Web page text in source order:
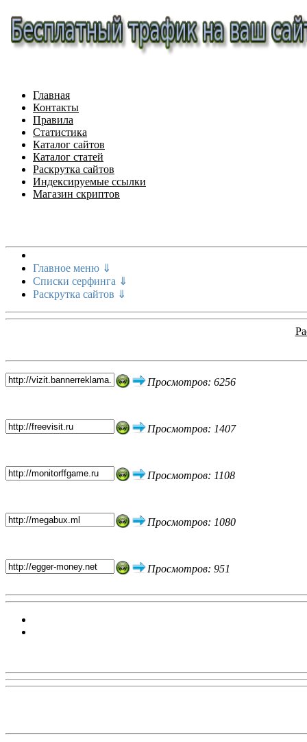
Главная
Контакты
Правила
Статистика
Каталог сайтов
Каталог статей
Раскрутка сайтов
Индексируемые ссылки
Магазин скриптов
Главное меню ⇓
Списки серфинга ⇓
Раскрутка сайтов ⇓
Просмотров: 6256
Просмотров: 1407
Просмотров: 1108
Просмотров: 1080
Просмотров: 951